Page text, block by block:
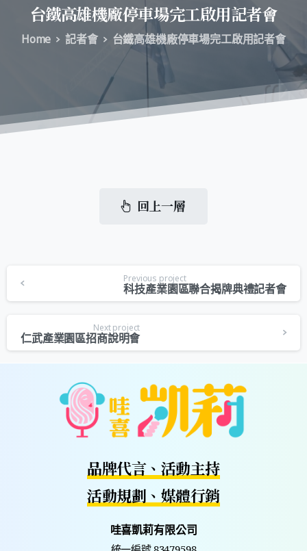
台鐵高雄機廠停車場完工啟用記者會
Home 記者會 台鐵高雄機廠停車場完工啟用記者會
回上一層
Previous project
科技產業園區聯合揭牌典禮記者會
Next project
仁武產業園區招商說明會
品牌代言、活動主持
活動規劃、媒體行銷
哇喜凱莉有限公司